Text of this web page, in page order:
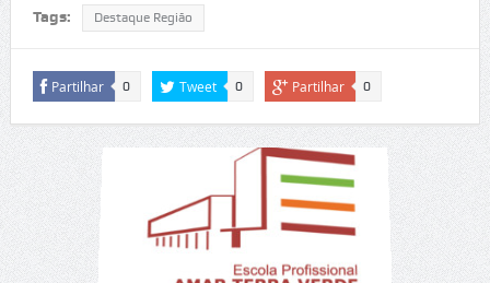
Tags: Destaque Região
Partilhar 0 Tweet 0 Partilhar 0